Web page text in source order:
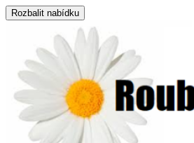
Rozbalit nabídku